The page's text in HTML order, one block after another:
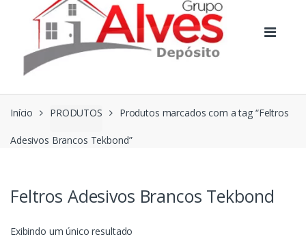
Início PRODUTOS Produtos marcados com a tag “Feltros
Adesivos Brancos Tekbond”
Feltros Adesivos Brancos Tekbond
Exibindo um único resultado